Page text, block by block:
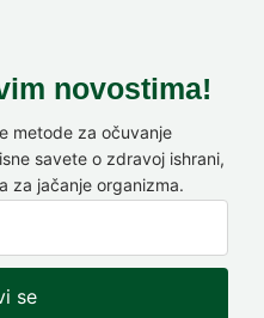
novostima!
metode za očuvanje
savete o zdravoj ishrani,
za jačanje organizma.
se